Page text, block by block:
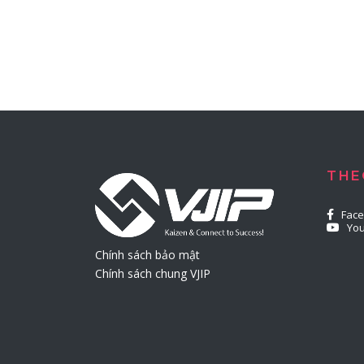
Chính sách bảo mật
Chính sách chung VJIP